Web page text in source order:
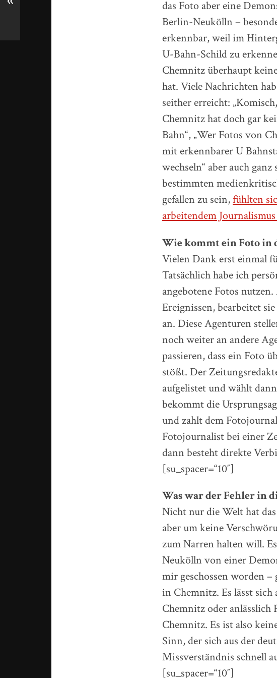
das Foto aber eine
Berlin-Neukölln –
erkennbar, weil im
U-Bahn-Schild zu
Chemnitz überhaupt
hat. Viele Nachrichten
seither erreicht: „Komisch,
Chemnitz hat doch gar
Bahn“, „Wer Fotos von
mit erkennbarer U
wechseln“ aber auch
bestimmten
gefallen zu sein,fühlten
arbeitendem
Wie kommt ein Foto in
Vielen Dank erst einmal
Tatsächlich habe ich
angebotene Fotos
Ereignissen, bearbeitet
an. Diese Agenturen
noch weiter an andere
passieren, dass ein Foto
stößt. Der
aufgelistet und wählt
bekommt die
und zahlt dem
Fotojournalist bei einer
dann besteht direkte
[su_spacer=“10″]
Was war der Fehler in
Nicht nur die Welt hat
aber um keine
zum Narren halten will.
Neukölln von einer
mir geschossen worden
in Chemnitz. Es lässt
Chemnitz oder
Chemnitz. Es ist also
Sinn, der sich aus der
Missverständnis schnell
[su_spacer=“10″]